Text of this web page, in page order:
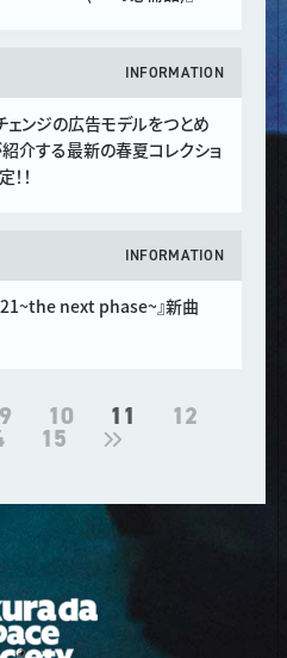
INFORMATION
ェンジの広告モデルをつとめ
介する最新の春夏コレクショ
！
INFORMATION
next phase~』新曲
9 10 11 12
15